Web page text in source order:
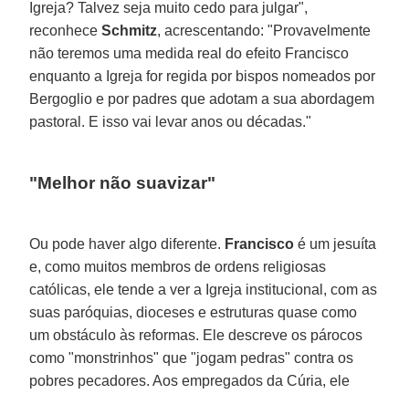
Igreja? Talvez seja muito cedo para julgar",
reconheceSchmitz, acrescentando: "Provavelmente
não teremos uma medida real do efeito Francisco
enquanto a Igreja for regida por bispos nomeados por
Bergoglio e por padres que adotam a sua abordagem
pastoral. E isso vai levar anos ou décadas."
"Melhor não suavizar"
Ou pode haver algo diferente. Francisco é um jesuíta
e, como muitos membros de ordens religiosas
católicas, ele tende a ver a Igreja institucional, com as
suas paróquias, dioceses e estruturas quase como
um obstáculo às reformas. Ele descreve os párocos
como "monstrinhos" que "jogam pedras" contra os
pobres pecadores. Aos empregados da Cúria, ele